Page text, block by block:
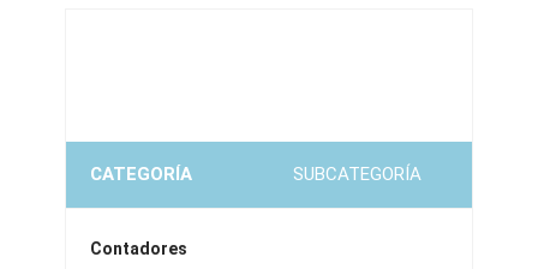
CATEGORÍA SUBCATEGORÍA
Contadores